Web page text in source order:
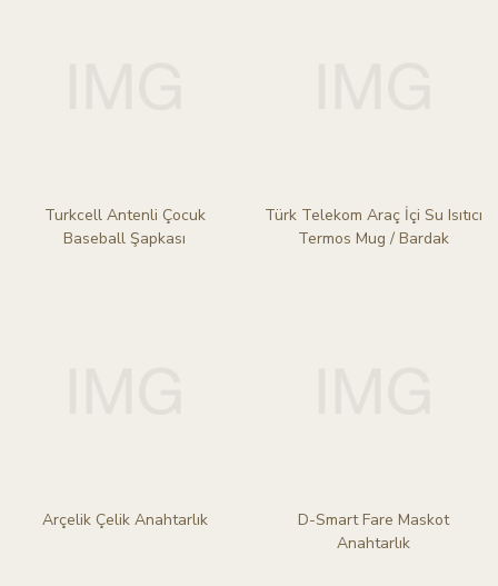
Turkcell Antenli Çocuk
Baseball Şapkası
Türk Telekom Araç İçi Su Isıtıcı
Termos Mug / Bardak
Arçelik Çelik Anahtarlık
D-Smart Fare Maskot
Anahtarlık